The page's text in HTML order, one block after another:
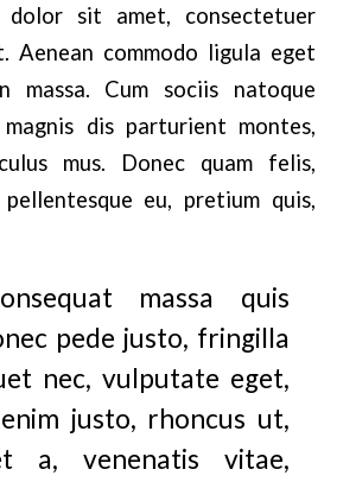
dolor sit amet, consectetuer
Aenean commodo ligula eget
massa. Cum sociis natoque
dis parturient montes,
mus. Donec quam felis,
eu, pretium quis,
massa quis
pede justo, fringilla
nec, vulputate eget,
justo, rhoncus ut,
a, venenatis vitae,